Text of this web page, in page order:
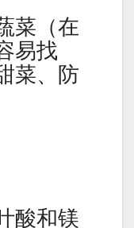
菜（在
易找
菜、防
酸和镁